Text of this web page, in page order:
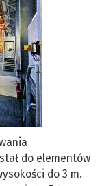
do elementów
do 3 m.